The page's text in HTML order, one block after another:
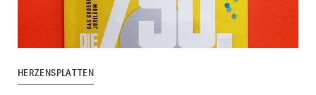
HERZENSPLATTEN